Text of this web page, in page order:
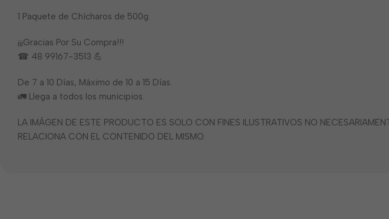
1 Paquete de Chícharos de 500g
¡¡¡Gracias Por Su Compra!!!
☎ 48 99167-3513 💪
De 7 a 10 Días, Máximo de 10 a 15 Días.
🚛 Llega a todos los municipios.
LA IMÁGEN DE ESTE PRODUCTO ES SOLO CON FINES ILUSTRATIVOS NO
RELACIONA CON EL CONTENIDO DEL MISMO.